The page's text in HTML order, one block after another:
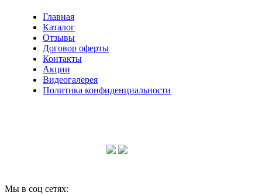
Главная
Каталог
Отзывы
Договор оферты
Контакты
Акции
Видеогалерея
Политика конфиденциальности
Мы в соц сетях: